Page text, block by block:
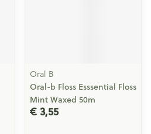
Oral B
Oral-b Floss Esssential Floss
Mint Waxed 50m
€ 3,55